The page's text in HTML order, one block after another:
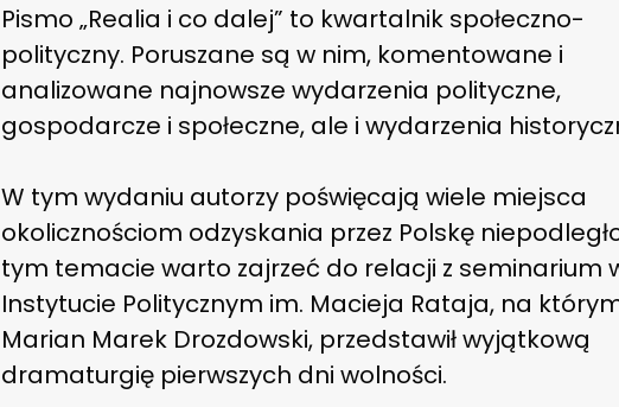
Pismo „Realia i co dalej” to kwartalnik społeczno-
polityczny. Poruszane są w nim, komentowane i
analizowane najnowsze wydarzenia polityczne,
gospodarcze i społeczne, ale i wydarzenia
W tym wydaniu autorzy poświęcają wiele miejsca
okolicznościom odzyskania przez Polskę
tym temacie warto zajrzeć do relacji z seminarium
Instytucie Politycznym im. Macieja Rataja, na
Marian Marek Drozdowski, przedstawił wyjątkową
dramaturgię pierwszych dni wolności.